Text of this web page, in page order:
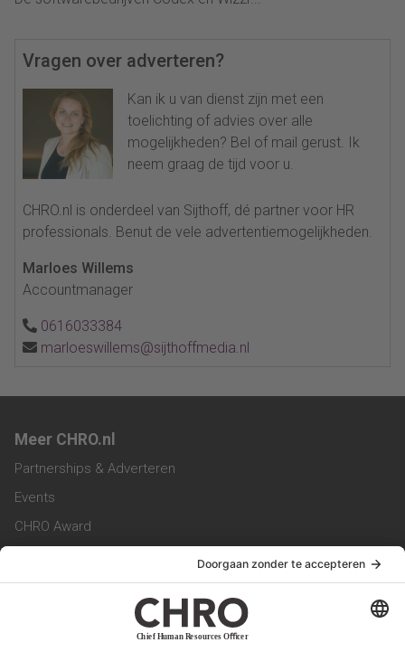
Vragen over adverteren?
Kan ik u van dienst zijn met een
toelichting of advies over alle
mogelijkheden? Bel of mail gerust. Ik
neem graag de tijd voor u.
CHRO.nl is onderdeel van Sijthoff, dé partner voor HR
professionals. Benut de vele advertentiemogelijkheden.
Marloes Willems
Accountmanager
0616033384
marloeswillems@sijthoffmedia.nl
Meer CHRO.nl
Partnerships & Adverteren
Events
CHRO Award
CHRO Magazine
Service & Contact